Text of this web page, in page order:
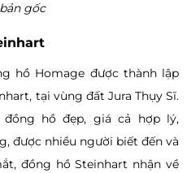
gốc
hồ Homage được thành lập
tại vùng đất Jura Thụy Sĩ.
hồ đẹp, giá cả hợp lý,
được nhiều người biết đến và
đồng hồ Steinhart nhận về